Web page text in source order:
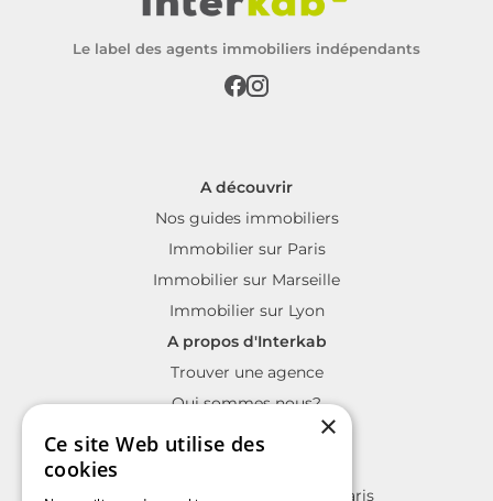
Le label des agents immobiliers indépendants
A découvrir
Nos guides immobiliers
Immobilier sur Paris
Immobilier sur Marseille
Immobilier sur Lyon
A propos d'Interkab
Trouver une agence
Qui sommes nous?
La charte Interkab
Annonces immobilières sur Paris
×
Ce site Web utilise des
cookies